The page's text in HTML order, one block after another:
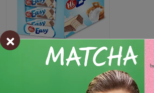
MEGA PAKA 36 SZTUK
WAFELEK HI EASY
×